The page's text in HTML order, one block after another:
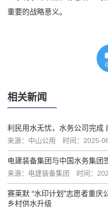
重要的战略意义。
0
相关新闻
利民用水无忧，水务公司完成
来源：中山公用 时间：2025-
电建装备集团与中国水务集团
来源：电建装备集团 时间：
赛莱默 “水印计划”志愿者重
乡村供水升级